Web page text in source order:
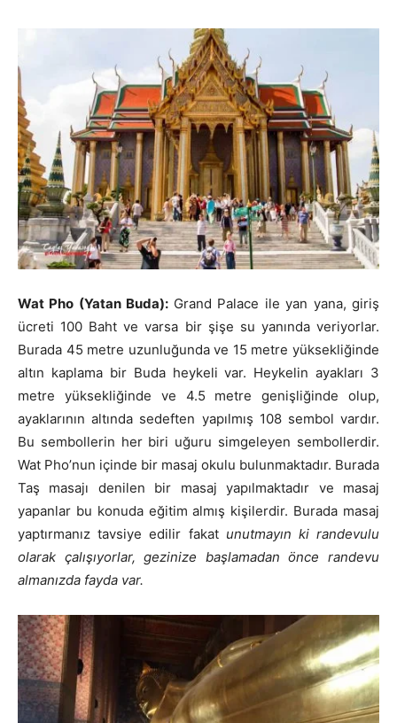
Wat Pho (Yatan Buda): Grand Palace ile yan yana, giriş
ücreti 100 Baht ve varsa bir şişe su yanında veriyorlar.
Burada 45 metre uzunluğunda ve 15 metre yüksekliğinde
altın kaplama bir Buda heykeli var. Heykelin ayakları 3
metre yüksekliğinde ve 4.5 metre genişliğinde olup,
ayaklarının altında sedeften yapılmış 108 sembol vardır.
Bu sembollerin her biri uğuru simgeleyen sembollerdir.
Wat Pho’nun içinde bir masaj okulu bulunmaktadır. Burada
Taş masajı denilen bir masaj yapılmaktadır ve masaj
yapanlar bu konuda eğitim almış kişilerdir. Burada masaj
yaptırmanız tavsiye edilir fakat unutmayın ki randevulu
olarak çalışıyorlar, gezinize başlamadan önce randevu
almanızda fayda var.